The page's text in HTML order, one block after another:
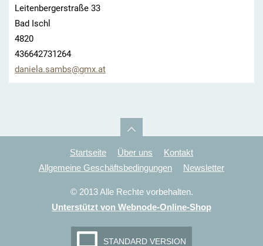
Leitenbergerstraße 33
Bad Ischl
4820
436642731264
daniela.sambs@gmx.at
Startseite Über uns
Kontakt
Allgemeine Geschäftsbedingungen
Newsletter
© 2013 Alle Rechte vorbehalten.
Unterstützt von Webnode-Online-Shop
STANDARD VERSION